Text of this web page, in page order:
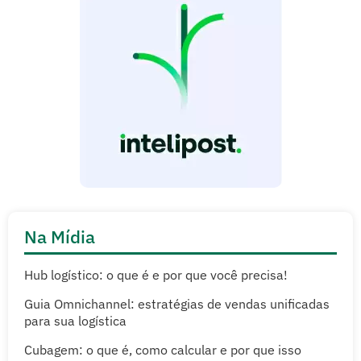
Na Mídia
Hub logístico: o que é e por que você precisa!
Guia Omnichannel: estratégias de vendas unificadas
para sua logística
Cubagem: o que é, como calcular e por que isso